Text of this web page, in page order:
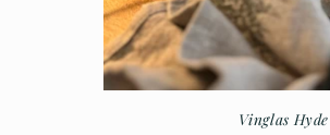
Vinglas Hyde